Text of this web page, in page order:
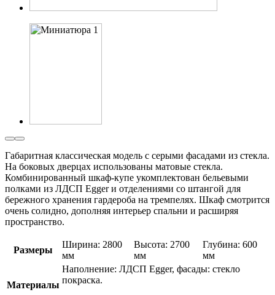
Габаритная классическая модель с серыми фасадами из стекла.
На боковых дверцах использованы матовые стекла.
Комбинированный шкаф-купе укомплектован бельевыми
полками из ЛДСП Egger и отделениями со штангой для
бережного хранения гардероба на тремпелях. Шкаф смотрится
очень солидно, дополняя интерьер спальни и расширяя
пространство.
Размеры
Ширина: 2800
мм
Высота: 2700
мм
Глубина: 600
мм
Материалы
Наполнение: ЛДСП Egger, фасады: стекло
покраска.